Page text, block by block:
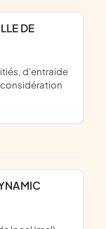
considération